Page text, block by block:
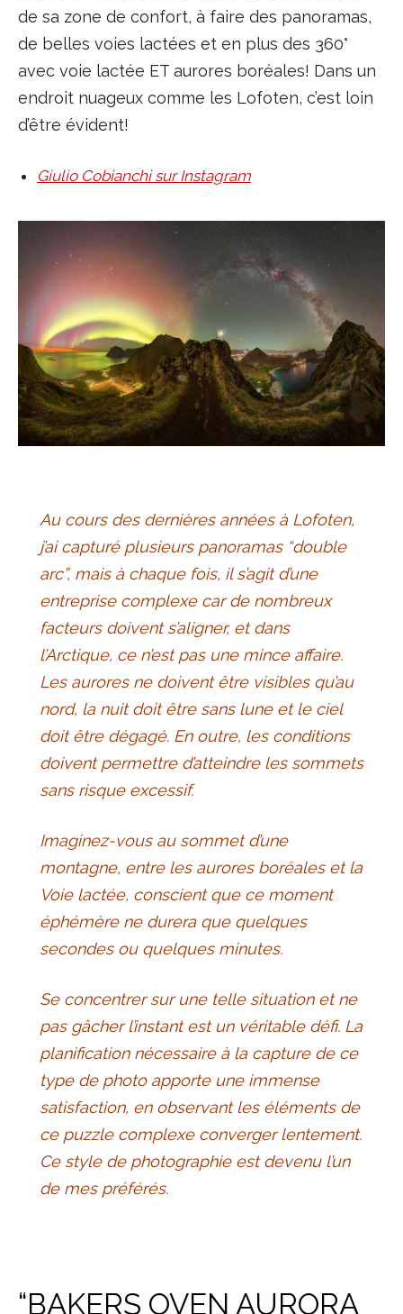
de sa zone de confort, à faire des panoramas,
de belles voies lactées et en plus des 360°
avec voie lactée ET aurores boréales! Dans un
endroit nuageux comme les Lofoten, c’est loin
d’être évident!
Giulio Cobianchi sur Instagram
Au cours des dernières années à Lofoten,
j’ai capturé plusieurs panoramas “double
arc”, mais à chaque fois, il s’agit d’une
entreprise complexe car de nombreux
facteurs doivent s’aligner, et dans
l’Arctique, ce n’est pas une mince affaire.
Les aurores ne doivent être visibles qu’au
nord, la nuit doit être sans lune et le ciel
doit être dégagé. En outre, les conditions
doivent permettre d’atteindre les sommets
sans risque excessif.
Imaginez-vous au sommet d’une
montagne, entre les aurores boréales et la
Voie lactée, conscient que ce moment
éphémère ne durera que quelques
secondes ou quelques minutes.
Se concentrer sur une telle situation et ne
pas gâcher l’instant est un véritable défi. La
planification nécessaire à la capture de ce
type de photo apporte une immense
satisfaction, en observant les éléments de
ce puzzle complexe converger lentement.
Ce style de photographie est devenu l’un
de mes préférés.
“BAKERS OVEN AURORA